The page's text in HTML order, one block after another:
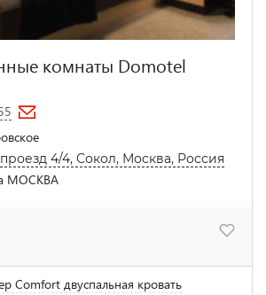
комнаты Domotel
4/4, Сокол, Москва, Россия
МОСКВА
Comfort двуспальная кровать